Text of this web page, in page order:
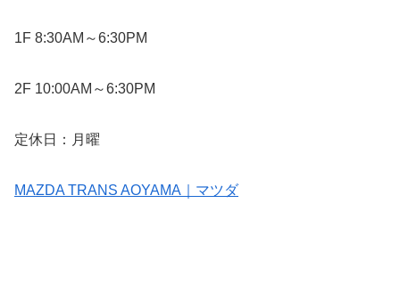
1F 8:30AM～6:30PM
2F 10:00AM～6:30PM
定休日：月曜
MAZDA TRANS AOYAMA｜マツダ